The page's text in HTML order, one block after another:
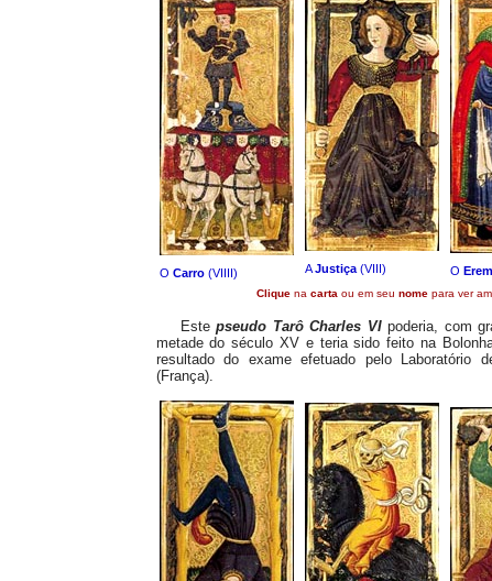
O Carro(VIIII) AJustiça(VIII) O
Cliquena carta ou em seu nomepara ver
Estepseudo Tarô Charles VIpoderia, com
metade do século XV e teria sido feito na
resultado do exame efetuado pelo Laboratório
(França).